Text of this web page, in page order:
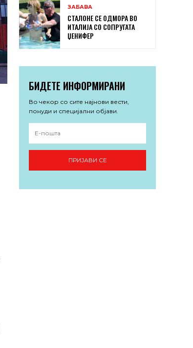
ЗАБАВА
СТАЛОНЕ СЕ ОДМОРА ВО
ИТАЛИЈА СО СОПРУГАТА
ЏЕНИФЕР
БИДЕТЕ ИНФОРМИРАНИ
Во чекор со сите најнови вести,
понуди и специјални објави.
ПРИЈАВИ СЕ